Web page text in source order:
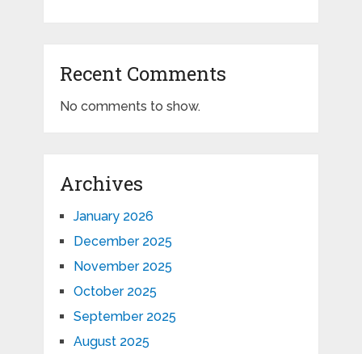
Recent Comments
No comments to show.
Archives
January 2026
December 2025
November 2025
October 2025
September 2025
August 2025